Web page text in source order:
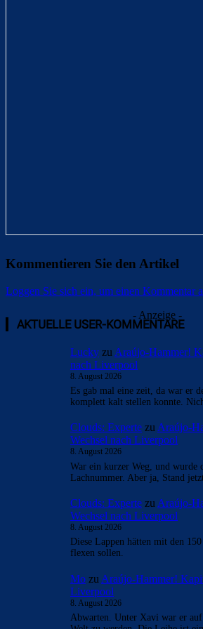
Kommentieren Sie den Artikel
Loggen Sie sich ein, um einen Kommentar
- Anzeige -
AKTUELLE USER-KOMMENTARE
Lucky zu Araújo-Hammer!
nach Liverpool
8. August 2026
Es gab mal eine zeit, da war er
komplett kalt stellen konnte.
Clouds: Experte zuAraújo-
Wechsel nach Liverpool
8. August 2026
War ein kurzer Weg, und wurde
Lachnummer. Aber ja, Stand
Clouds: Experte zu Araújo-
Wechsel nach Liverpool
8. August 2026
Diese Lappen hätten mit den
flexen sollen.
Mo zu Araújo-Hammer!
Liverpool
8. August 2026
Abwarten. Unter Xavi war er